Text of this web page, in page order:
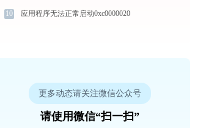
10 应用程序无法正常启动0xc0000020
更多动态请关注微信公众号
请使用微信“扫一扫”